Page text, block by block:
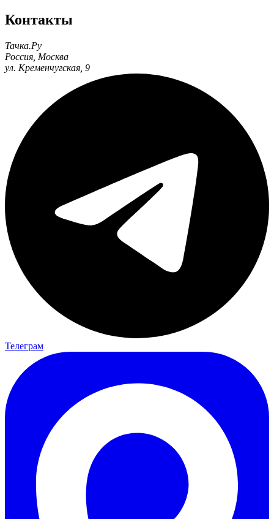
Контакты
Тачка.Ру
Россия Москва
ул. Кременчугская, 9
Телеграм